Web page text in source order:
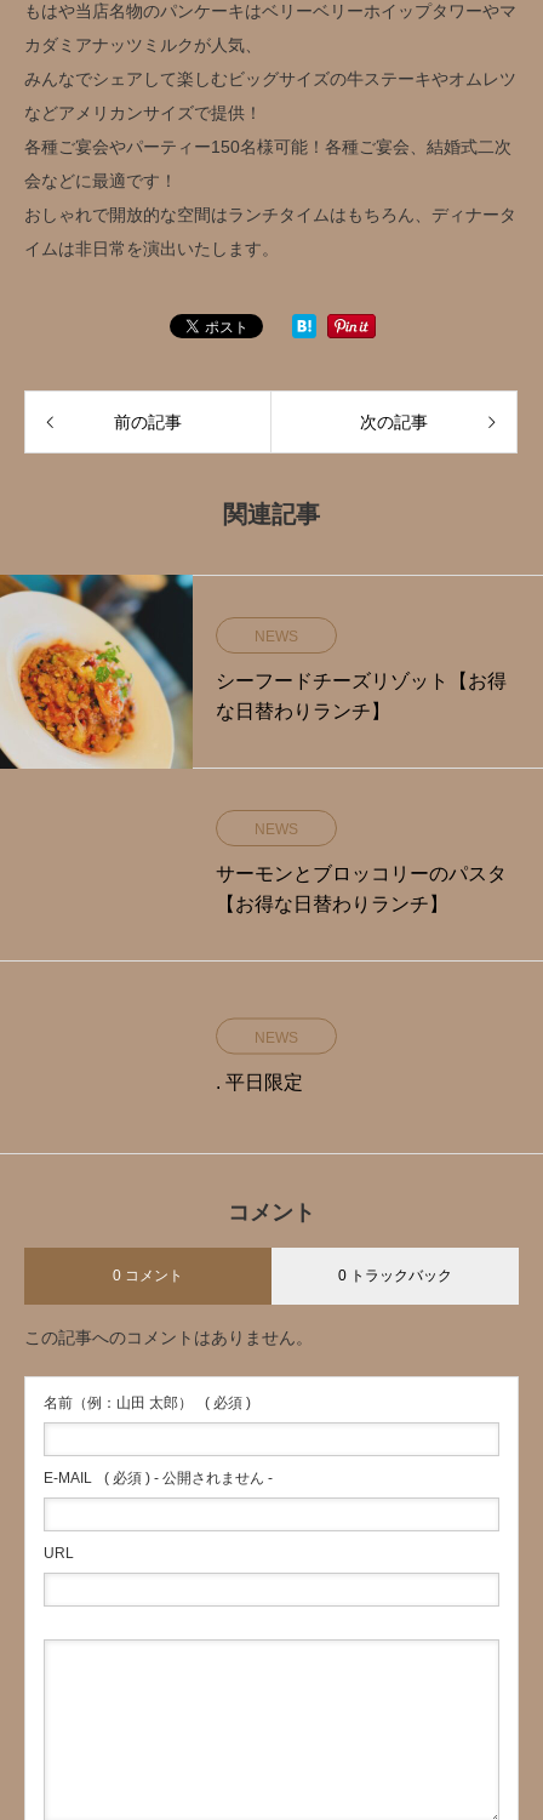
もはや当店名物のパンケーキはベリーベリーホイップタワーやマ
カダミアナッツミルクが人気、
みんなでシェアして楽しむビッグサイズの牛ステーキやオムレツ
などアメリカンサイズで提供！
各種ご宴会やパーティー150名様可能！各種ご宴会、結婚式二次
会などに最適です！
おしゃれで開放的な空間はランチタイムはもちろん、ディナータ
イムは非日常を演出いたします。
前の記事 次の記事
関連記事
NEWS
シーフードチーズリゾット【お得
な日替わりランチ】
NEWS
サーモンとブロッコリーのパスタ
【お得な日替わりランチ】
NEWS
. 平日限定️
コメント
0 コメント 0 トラックバック
この記事へのコメントはありません。
名前（例：山田 太郎） ( 必須 )
E-MAIL ( 必須 ) - 公開されません -
URL